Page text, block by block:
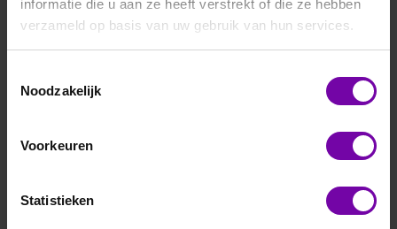
informatie die u aan ze heeft verstrekt of die ze hebben
verzameld op basis van uw gebruik van hun services.
Noodzakelijk
Voorkeuren
Statistieken
First Class, windrichting opnemer, 4-20mA
ARTIKELNUMMER
Vraag een offerte aan Bij vragen, bel ons